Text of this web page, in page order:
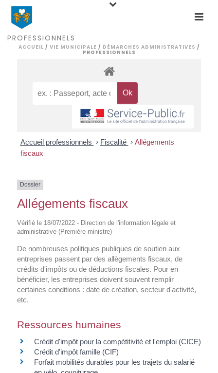
PROFESSIONNELS
ACCUEIL / VIE MUNICIPALE / DÉMARCHES ADMINISTRATIVES /
PROFESSIONNELS
Accueil professionnels > Fiscalité > Allégements
fiscaux
Dossier
Allégements fiscaux
Vérifié le 18/07/2022 - Direction de l'information légale et
administrative (Première ministre)
De nombreuses politiques publiques de soutien aux
entreprises passent par des allègements fiscaux, de
crédits d'impôts ou de déductions fiscales. Pour en
bénéficier, les entreprises doivent souvent remplir
certaines conditions : date de création, secteur d'activité,
etc.
Ressources humaines
Crédit d'impôt pour la compétitivité et l'emploi (CICE)
Crédit d'impôt famille (CIF)
Forfait mobilités durables pour les trajets du salarié